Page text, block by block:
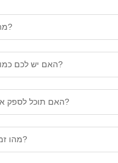
מהם המחירים שלכם?
האם יש לכם כמות הזמנה מינימלית?
האם תוכל לספק את התיעוד הרלוונטי?
מהו זמן ההובלה הממוצע?